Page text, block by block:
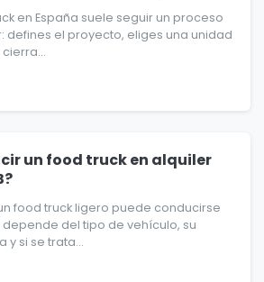
en España suele seguir un proceso
defines el proyecto, eliges una unidad
un food truck en alquiler
food truck ligero puede conducirse
depende del tipo de vehículo, su
y si se trata...